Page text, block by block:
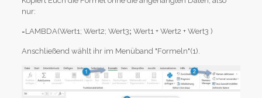
nur:
=LAMBDA(Wert1; Wert2; Wert3; Wert1 + Wert2 + Wert3 )
Anschließend wählt ihr im Menüband "Formeln"(1).